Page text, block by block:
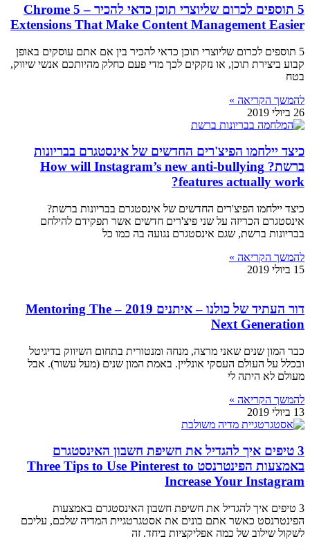
5 תוספים לכרום שליוצרי תוכן כדאי להכיר – 5 Chrome
Extensions That Make Content Management Easier
5 תוספים לכרום שליוצרי תוכן כדאי להכיר בין אם אתם עוסקים באופן
קבוע ביצירת תוכן, או נזקקים לכך מדי פעם כחלק מהיותכם אנשי שיווק,
בטח
להמשך הקריאה »
26 ביולי 2019
כיצד יילחמו הפיצ'רים החדשים של אינסטגרם בבריונות
ברשת? How will Instagram’s new anti-bullying
features actually work?
כיצד יילחמו הפיצ'רים החדשים של אינסטגרם בבריונות ברשת?
אינסטגרם הכריזה על שני פיצ'רים חדשים אשר תפקידם להילחם
בבריונות ברשת, שגם אינסטגרם נגועה בה כמו כל
להמשך הקריאה »
15 ביולי 2019
דור העתיד של כולנו – איתנים 2019 – Mentoring The
Next Generation
כבר המון שנים שאני מרצה, מנחה ומנטורית בתחום השיווק בדיגיטל
ובכלל על העולם העסקי אונליין. באמת המון שנים (מעל עשור). אבל
מעולם לא היתה לי
להמשך הקריאה »
13 ביולי 2019
3 טיפים איך להגדיל את חשיפת חשבון האינסטגרם
באמצעות הפינטרנסט Three Tips to Use Pinterest to
Increase Your Instagram
3 טיפים איך להגדיל את חשיפת חשבון האינסטגרם באמצעות
הפינטרנסט כאשר אתם בונים את אסטגרטגיית המדיה שלכם, עליכם
לשקול שילוב של כמה אפליקציות ביחד. זה